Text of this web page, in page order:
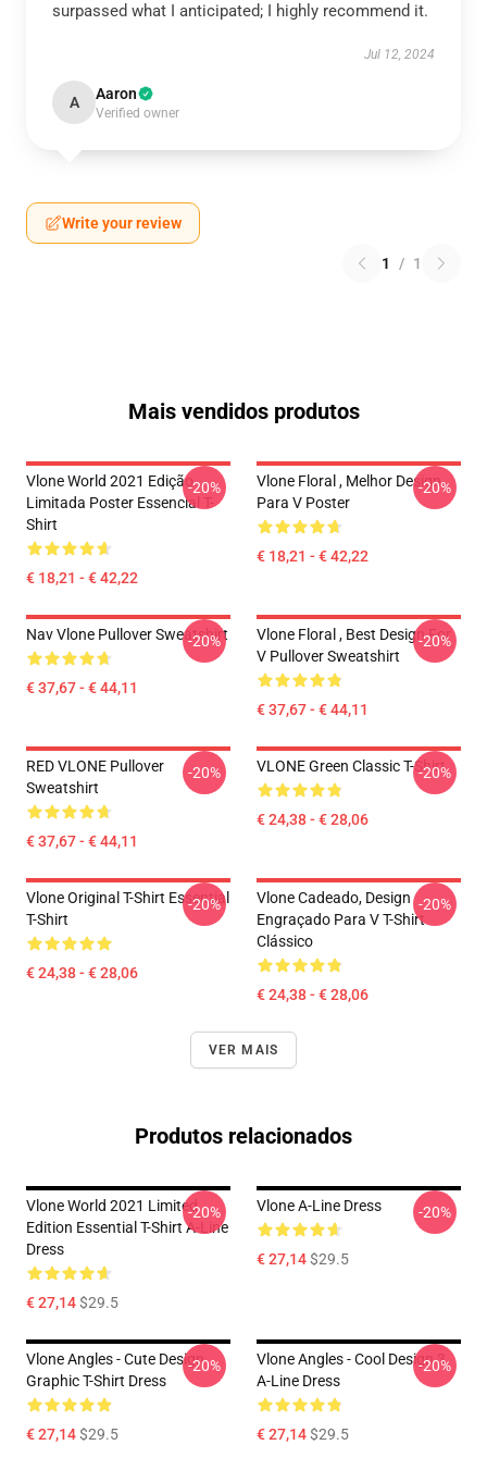
surpassed what I anticipated; I highly recommend it.
Jul 12, 2024
A Aaron
Verified owner
Write your review
1 / 1
Mais vendidos produtos
Vlone World 2021 Edição
Limitada Poster Essencial T-
Shirt
€ 18,21 - € 42,22
-20%
Vlone Floral , Melhor Design
Para V Poster
€ 18,21 - € 42,22
-20%
Nav Vlone Pullover Sweatshirt
€ 37,67 - € 44,11
-20%
Vlone Floral , Best Design For
V Pullover Sweatshirt
€ 37,67 - € 44,11
-20%
RED VLONE Pullover
Sweatshirt
€ 37,67 - € 44,11
-20% VLONE Green Classic T-Shirt
€ 24,38 - € 28,06
-20%
Vlone Original T-Shirt Essential
T-Shirt
€ 24,38 - € 28,06
-20%
Vlone Cadeado, Design
Engraçado Para V T-Shirt
Clássico
€ 24,38 - € 28,06
-20%
VER MAIS
Produtos relacionados
Vlone World 2021 Limited
Edition Essential T-Shirt A-Line
Dress
€ 27,14$29.5
-20% Vlone A-Line Dress
€ 27,14$29.5
-20%
Vlone Angles - Cute Design
Graphic T-Shirt Dress
€ 27,14$29.5
-20%
Vlone Angles - Cool Design 3
A-Line Dress
€ 27,14$29.5
-20%